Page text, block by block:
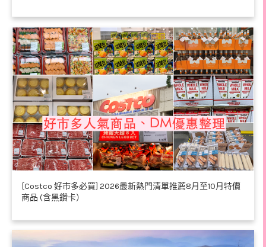
[Costco 好市多必買] 2026最新熱門清單推薦8月至10月特價
商品 (含黑鑽卡）